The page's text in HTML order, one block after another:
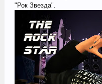
"Рок Звезда".